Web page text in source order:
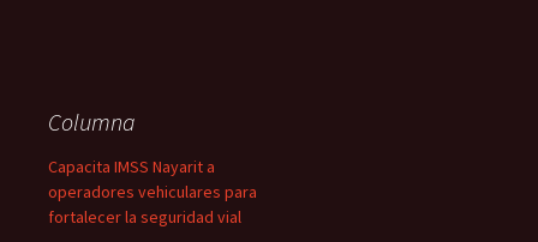
Columna
Capacita IMSS Nayarit a
operadores vehiculares para
fortalecer la seguridad vial